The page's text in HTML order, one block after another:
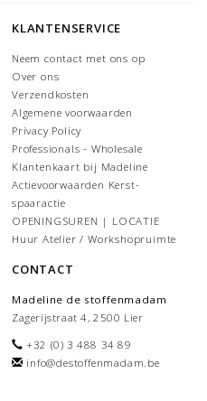
KLANTENSERVICE
Neem contact met ons op
Over ons
Verzendkosten
Algemene voorwaarden
Privacy Policy
Professionals - Wholesale
Klantenkaart bij Madeline
Actievoorwaarden Kerst-
spaaractie
OPENINGSUREN | LOCATIE
Huur Atelier / Workshopruimte
CONTACT
Madeline de stoffenmadam
Zagerijstraat 4, 2500 Lier
+32 (0) 3 488 34 89
info@destoffenmadam.be